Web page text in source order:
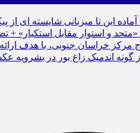
این تا میزبانی شایسته ای
خراسان جنوبی، با هدف ارائه
از گونه اندمیک زاغ بور در بشرویه